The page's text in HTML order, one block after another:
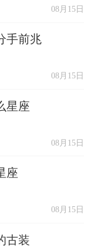
08月15日
手前兆
08月15日
星座
08月15日
座
08月15日
古装